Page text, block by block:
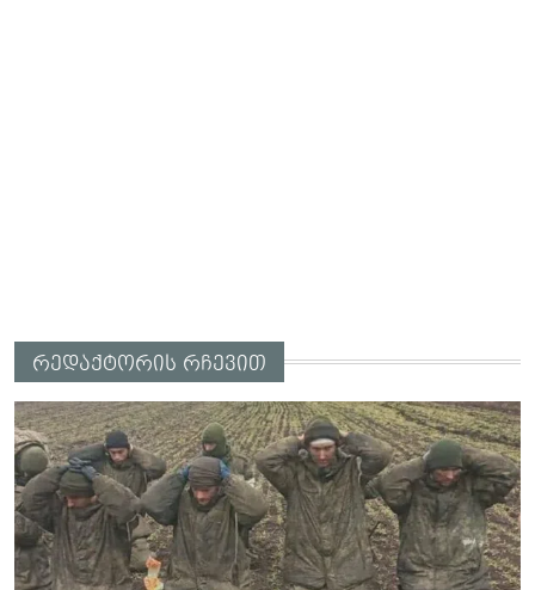
რედაქტორის რჩევით